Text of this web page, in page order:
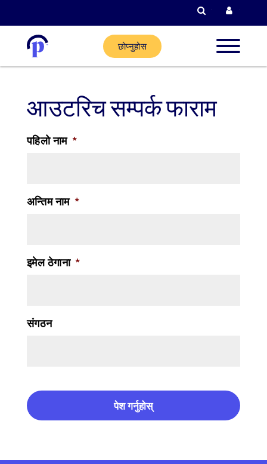
खोजी गर्नुहोस्
छोप्नुहोस
आउटरिच सम्पर्क फाराम
पहिलो नाम *
अन्तिम नाम *
इमेल ठेगाना *
संगठन